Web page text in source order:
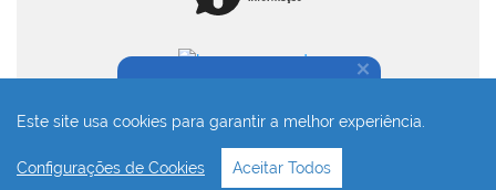
Este site usa cookies para garantir a melhor experiência.
Configurações de Cookies Aceitar Todos
Desenvolvido com o CMS de código aberto